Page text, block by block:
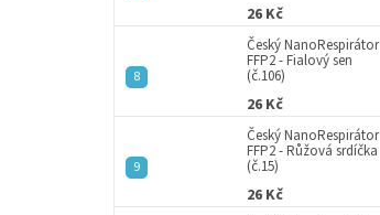
26 Kč
Český NanoRespirátor
FFP2 - Fialový sen
(č.106)
26 Kč
Český NanoRespirátor
FFP2 - Růžová srdíčka
(č.15)
26 Kč